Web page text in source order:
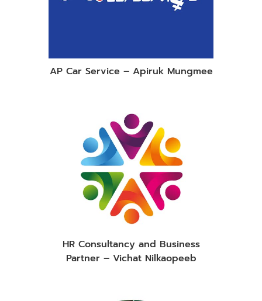
AP Car Service – Apiruk Mungmee
HR Consultancy and Business
Partner – Vichat Nilkaopeeb